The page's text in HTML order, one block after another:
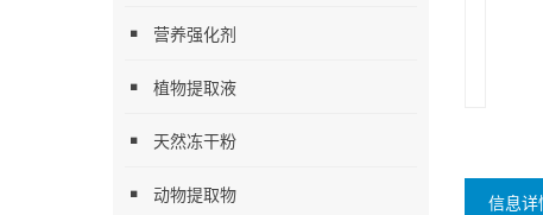
营养强化剂
植物提取液
天然冻干粉
动物提取物 信息详